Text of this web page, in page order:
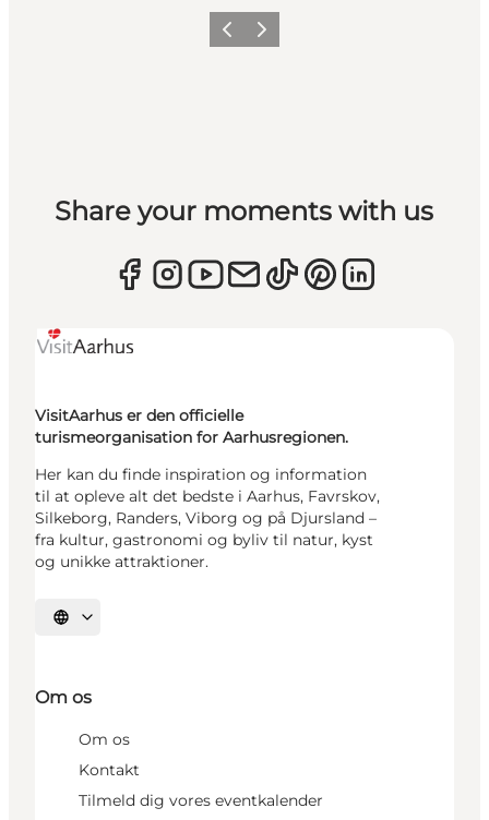
ForrigeNæste
Share your moments with us
VisitAarhus er den officielle
turismeorganisation for Aarhusregionen.
Her kan du finde inspiration og information
til at opleve alt det bedste i Aarhus, Favrskov,
Silkeborg, Randers, Viborg og på Djursland –
fra kultur, gastronomi og byliv til natur, kyst
og unikke attraktioner.
Vælg sprog
Om os
Om os
Kontakt
Tilmeld dig vores eventkalender